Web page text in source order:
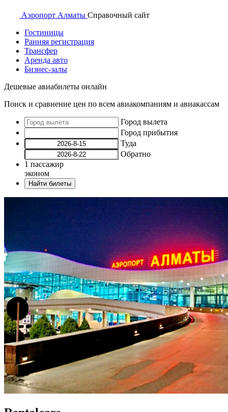
Аэропорт Алматы Справочный сайт
Гостиницы
Ранняя регистрация
Трансфер
Аренда авто
Бизнес-залы
Дешевые авиабилеты онлайн
Поиск и сравнение цен по всем авиакомпаниям и авиакассам
Город вылета
Город прибытия
Туда
Обратно
1 пассажир
эконом
Найти билеты